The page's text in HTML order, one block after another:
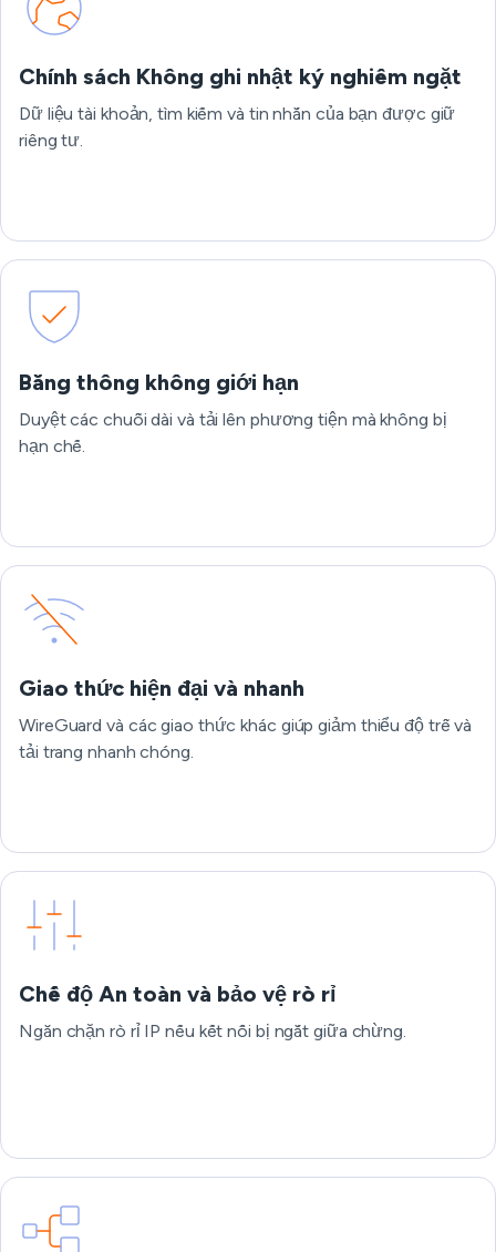
Chính sách Không ghi nhật ký nghiêm ngặt
Dữ liệu tài khoản, tìm kiếm và tin nhắn của bạn được giữ
riêng tư.
Băng thông không giới hạn
Duyệt các chuỗi dài và tải lên phương tiện mà không bị
hạn chế.
Giao thức hiện đại và nhanh
WireGuard và các giao thức khác giúp giảm thiểu độ trễ và
tải trang nhanh chóng.
Chế độ An toàn và bảo vệ rò rỉ
Ngăn chặn rò rỉ IP nếu kết nối bị ngắt giữa chừng.